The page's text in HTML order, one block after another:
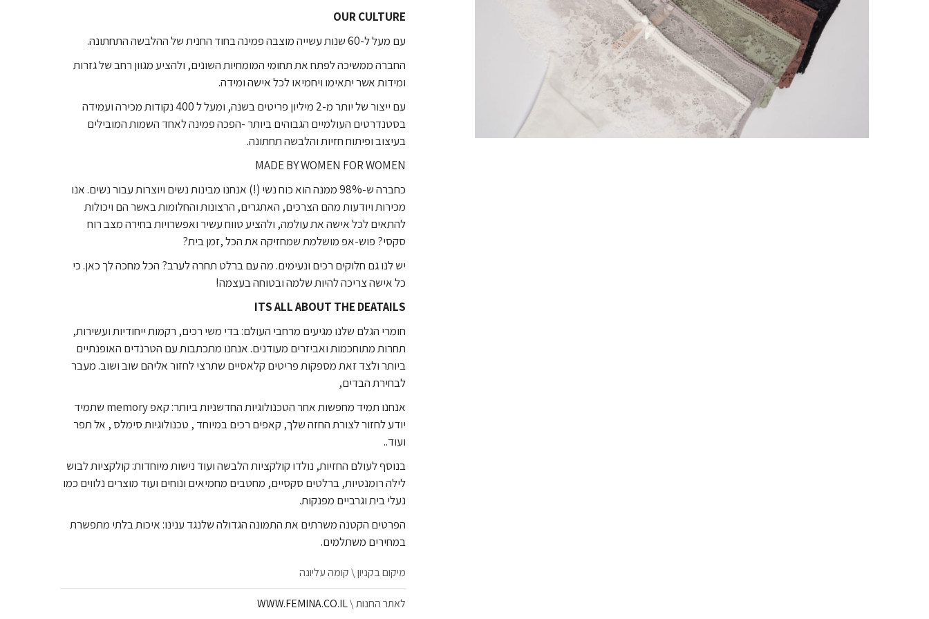
OUR CULTURE
עם מעל ל-60 שנות עשייה מוצבה פמינה בחוד החנית של ההלבשה התחתונה.
החברה ממשיכה לפתח את תחומי המומחיות השונים, ולהציע מגוון רחב של גזרות
ומידות אשר יתאימו ויחמיאו לכל אישה ומידה.
עם ייצור של יותר מ-2 מיליון פריטים בשנה, ומעל ל 400 נקודות מכירה ועמידה
בסטנדרטים העולמיים הגבוהים ביותר -הפכה פמינה לאחד השמות המובילים
בעיצוב ופיתוח חזיות והלבשה תחתונה.
MADE BY WOMEN FOR WOMEN
כחברה ש-98% ממנה הוא כוח נשי (!) אנחנו מבינות נשים ויוצרות עבור נשים. אנו
מכירות ויודעות מהם הצרכים, האתגרים, הרצונות והחלומות באשר הם ויכולות
להתאים לכל אישה את עולמה, ולהציע טווח עשיר ואפשרויות בחירה מצב רוח
סקסי? פוש-אפ מושלמת שמחזיקה את הכל ,זמן בית?
יש לנו גם חלוקים רכים ונעימים. מה עם ברלט תחרה לערב? הכל מחכה לך כאן. כי
כל אישה צריכה להיות שלמה ובטוחה בעצמה!
ITS ALL ABOUT THE DEATAILS
חומרי הגלם שלנו מגיעים מרחבי העולם: בדי משי רכים, רקמות ייחודיות ועשירות,
תחרות מתוחכמות ואביזרים מעודנים. אנחנו מתכתבות עם הטרנדים האופנתיים
ביותר ולצד זאת מספקות פריטים קלאסיים שתרצי לחזור אליהם שוב ושוב. מעבר
לבחירת הבדים,
אנחנו תמיד מחפשות אחר הטכנולוגיות החדשניות ביותר: קאפ memory שתמיד
יודע לחזור לצורת החזה שלך, קאפים רכים במיוחד , טכנולוגיות סימלס , אל תפר
ועוד..
בנוסף לעולם החזיות, נולדו קולקציות הלבשה ועוד נישות מיוחדות: קולקציות לבוש
לילה רומנטיות, ברלטים סקסיים, מחטבים מחמיאים ונוחים ועוד מוצרים נלווים כמו
נעלי בית וגרביים מפנקות.
הפרטים הקטנה משרתים את התמונה הגדולה שלנגד ענינו: איכות בלתי מתפשרת
במחירים משתלמים.
מיקום בקניון \ קומה עליונה
לאתר החנות \WWW.FEMINA.CO.IL